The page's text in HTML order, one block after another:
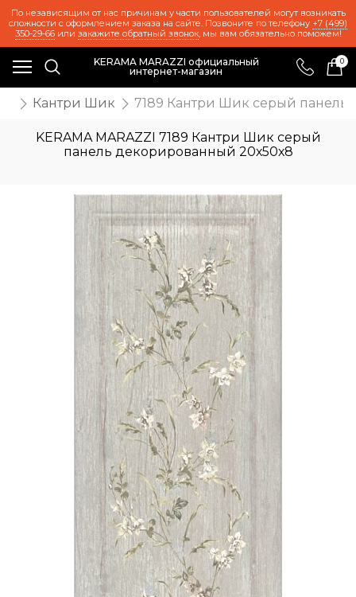
По независящим от нас причинам у части пользователей могут возникать
сложности с оформлением заказа на сайте. Позвоните по телефону +7 (499)
350-29-66или закажите обратный звонок, мы вам обязательно поможем!
KERAMA MARAZZI официальный
интернет-магазин
0
Кантри Шик 7189 Кантри Шик серый панель
KERAMA MARAZZI 7189 Кантри Шик серый
панель декорированный 20х50х8